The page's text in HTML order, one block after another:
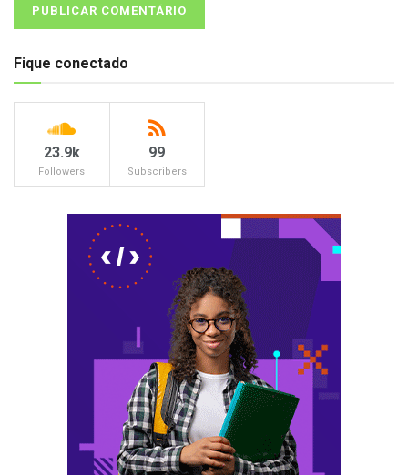
Fique conectado
23.9k
Followers
99
Subscribers